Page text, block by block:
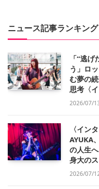
ニュース記事ランキング
「“逃
う」ロ
む夢の
思考〈
2026/07/
〈イン
AYUKA
の人生
身大の
2026/07/